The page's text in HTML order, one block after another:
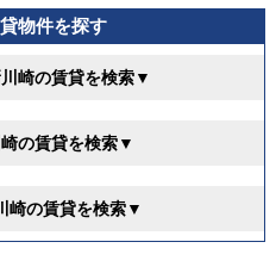
物件を探す
崎の賃貸を検索▼
の賃貸を検索▼
崎の賃貸を検索▼